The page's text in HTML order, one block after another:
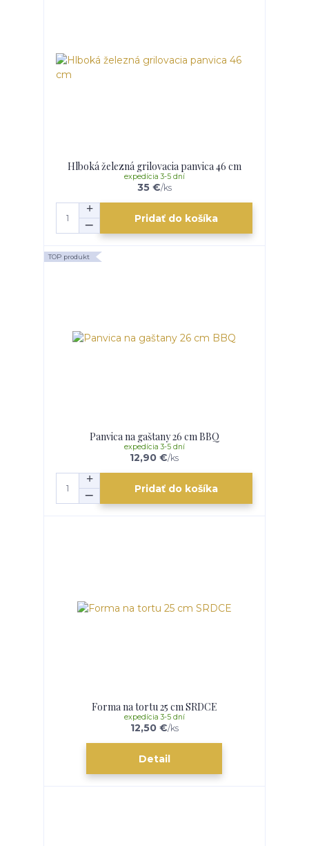
Hlboká železná grilovacia panvica 46 cm
35 €/ks
expedícia 3-5 dní
Pridať do košíka
TOP produkt
Panvica na gaštany 26 cm BBQ
12,90 €/ks
expedícia 3-5 dní
Pridať do košíka
Forma na tortu 25 cm SRDCE
12,50 €/ks
expedícia 3-5 dní
Detail